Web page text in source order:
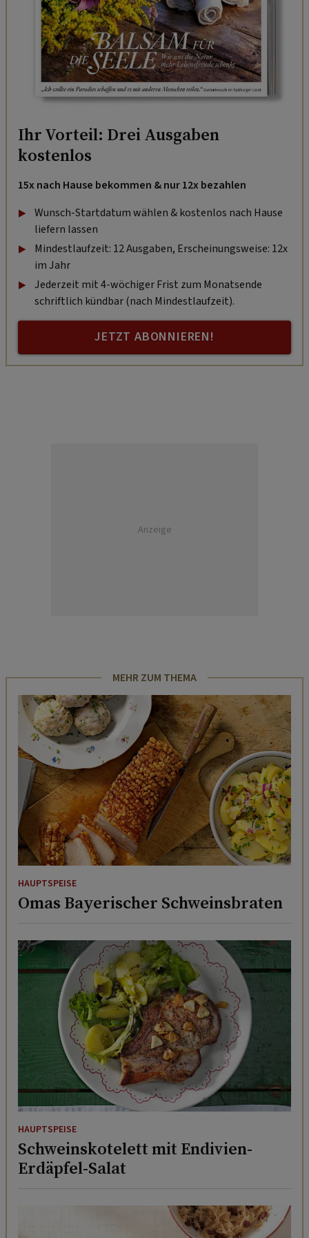
Ihr Vorteil: Drei Ausgaben
kostenlos
15x nach Hause bekommen & nur 12x bezahlen
Wunsch-Startdatum wählen & kostenlos nach Hause
liefern lassen
Mindestlaufzeit: 12 Ausgaben, Erscheinungsweise: 12x
im Jahr
Jederzeit mit 4-wöchiger Frist zum Monatsende
schriftlich kündbar (nach Mindestlaufzeit).
JETZT ABONNIEREN!
Anzeige
MEHR ZUM THEMA
HAUPTSPEISE
Omas Bayerischer Schweinsbraten
HAUPTSPEISE
Schweinskotelett mit Endivien-
Erdäpfel-Salat